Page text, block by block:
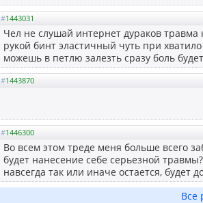
#1443031
Чел не слушай интернет дураков
рукой бинт эластичный чуть при
можешь в петлю залезть сразу боль
#1443870
#1446300
Во всем этом треде меня больше всего
будет нанесение себе серьезной
навсегда так или иначе остается,
Все